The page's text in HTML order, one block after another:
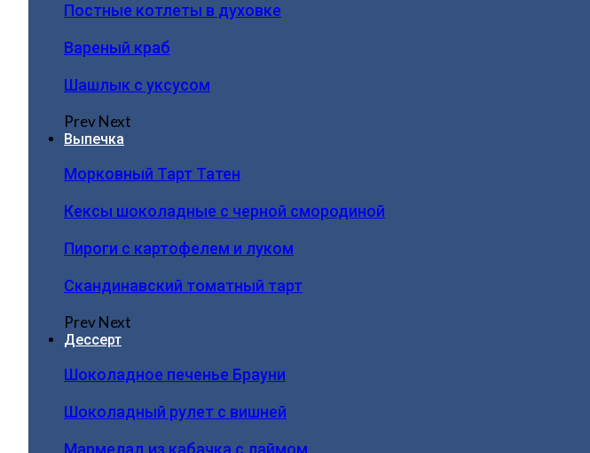
Постные котлеты в духовке
Вареный краб
Шашлык с уксусом
PrevNext
Выпечка
Морковный Тарт Татен
Кексы шоколадные с черной смородиной
Пироги c картофелем и луком
Скандинавский томатный тарт
PrevNext
Дессерт
Шоколадное печенье Брауни
Шоколадный рулет с вишней
Мармелад из кабачка с лаймом